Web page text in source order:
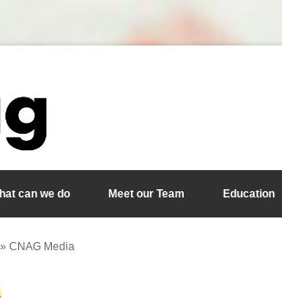
can we do Meet our Team Education
» CNAG Media